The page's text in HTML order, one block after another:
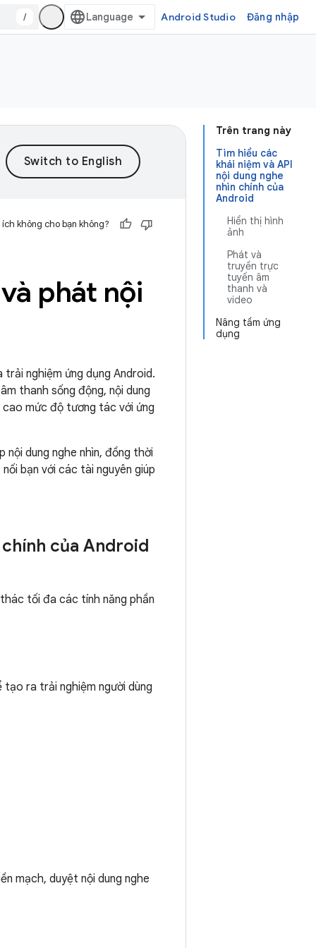
/ Android Studio Đăng nhập
Trên trang này
Tìm hiểu các
khái niệm và API
nội dung nghe
nhìn chính của
Android
Hiển thị hình
ảnh
Phát và
truyền trực
tuyến âm
thanh và
video
Nâng tầm ứng
dụng
không cho bạn không?
phát nội
nghiệm ứng dụng Android.
thanh sống động, nội dung
mức độ tương tác với ứng
dung nghe nhìn, đồng thời
bạn với các tài nguyên giúp
của Android
tối đa các tính năng phần
ra trải nghiệm người dùng
mạch, duyệt nội dung nghe